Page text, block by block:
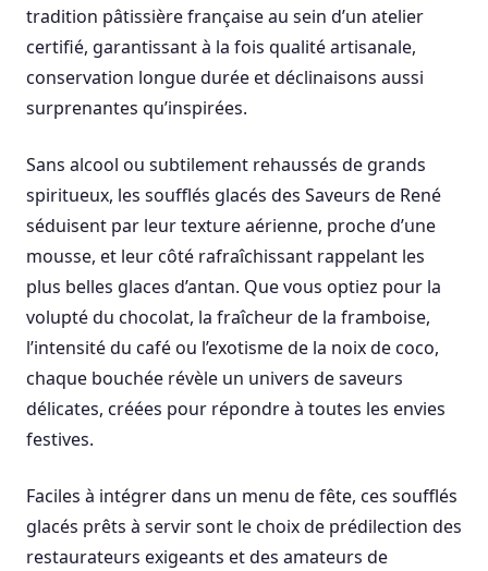
tradition pâtissière française au sein d’un atelier
certifié, garantissant à la fois qualité artisanale,
conservation longue durée et déclinaisons aussi
surprenantes qu’inspirées.
Sans alcool ou subtilement rehaussés de grands
spiritueux, les soufflés glacés des Saveurs de René
séduisent par leur texture aérienne, proche d’une
mousse, et leur côté rafraîchissant rappelant les
plus belles glaces d’antan. Que vous optiez pour la
volupté du chocolat, la fraîcheur de la framboise,
l’intensité du café ou l’exotisme de la noix de coco,
chaque bouchée révèle un univers de saveurs
délicates, créées pour répondre à toutes les envies
festives.
Faciles à intégrer dans un menu de fête, ces soufflés
glacés prêts à servir sont le choix de prédilection des
restaurateurs exigeants et des amateurs de